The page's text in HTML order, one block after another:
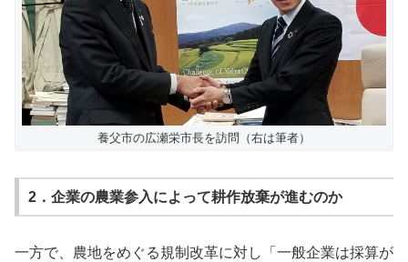
養父市の広瀬栄市長を訪問（右は筆者）
2．企業の農業参入によって耕作放棄が進むのか
一方で、農地をめぐる規制改革に対し「一般企業は採算が